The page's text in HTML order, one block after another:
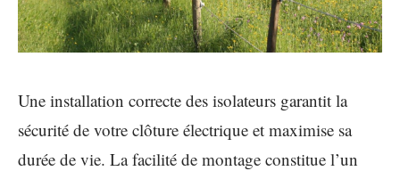
Une installation correcte des isolateurs garantit la
sécurité de votre clôture électrique et maximise sa
durée de vie. La facilité de montage constitue l’un